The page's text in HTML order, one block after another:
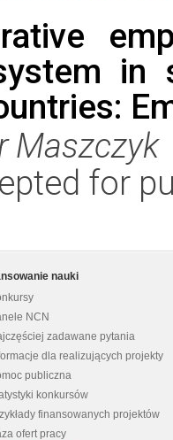
in
Maszczyk
for
nauki
NCN
zadawane pytania
dla realizujących projekty
publiczna
konkursów
finansowanych projektów
ofert pracy